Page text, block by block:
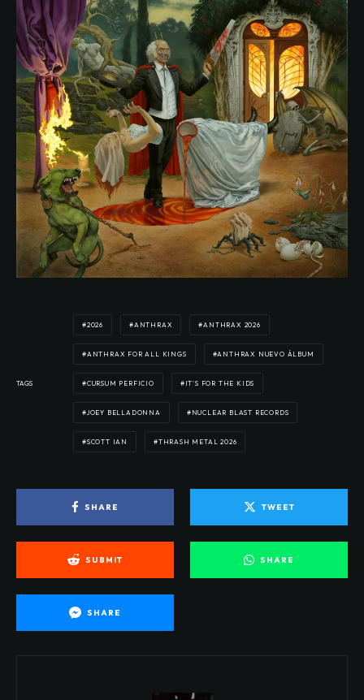
TAGS
2026 ANTHRAX ANTHRAX 2026
ANTHRAX FOR ALL KINGS ANTHRAX NUEVO ÁLBUM
CURSUM PERFICIO IT’S FOR THE KIDS
JOEY BELLADONNA NUCLEAR BLAST RECORDS
SCOTT IAN THRASH METAL 2026
SHARE TWEET
SUBMIT SHARE
SHARE
SUBSCRIBETE
Únete y conoce todas las noticias
del mundo geek de primera mano
Go to Appearance > Customize > Subscribe
Pop-up to set this up.